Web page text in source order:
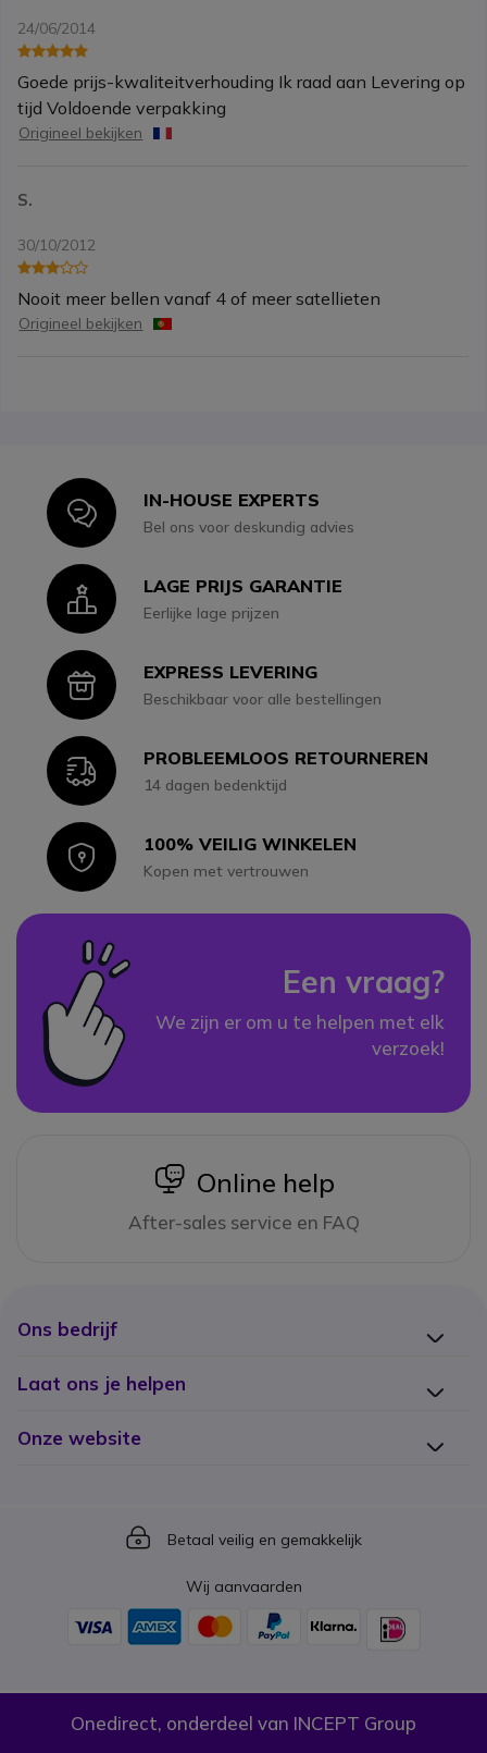
24/06/2014
Goede prijs-kwaliteitverhouding Ik raad aan Levering op
tijd Voldoende verpakking
Origineel bekijken
S.
30/10/2012
Nooit meer bellen vanaf 4 of meer satellieten
Origineel bekijken
IconIN-HOUSE EXPERTS
Bel ons voor deskundig advies
IconLAGE PRIJS GARANTIE
Eerlijke lage prijzen
IconEXPRESS LEVERING
Beschikbaar voor alle bestellingen
IconPROBLEEMLOOS RETOURNEREN
14 dagen bedenktijd
Icon100% VEILIG WINKELEN
Kopen met vertrouwen
Een vraag?
We zijn er om u te helpen met elk
verzoek!
icon
Online help
After-sales service en FAQ
Ons bedrijf
Laat ons je helpen
Onze website
Icon
Betaal veilig en gemakkelijk
Wij aanvaarden
Onedirect, onderdeel van INCEPT Group